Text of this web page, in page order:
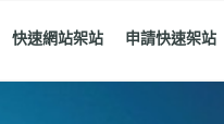
快速網站架站 申請快速架站